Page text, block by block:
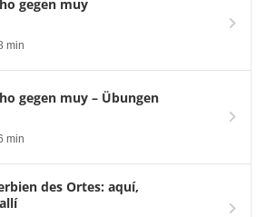
gegen muy
min
gegen muy – Übungen
min
des Ortes: aquí,